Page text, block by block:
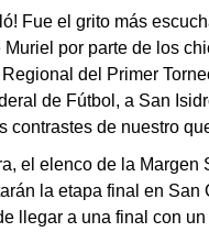
Fue el grito más
por parte de los
del Primer
de Fútbol, a San
contrastes de nuestro
el elenco de la Margen
la etapa final en
llegar a una final con